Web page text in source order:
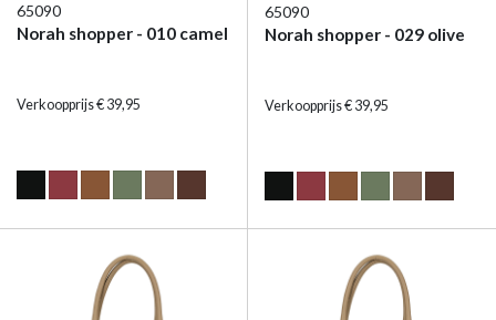
65090
Norah shopper - 010 camel
Verkoopprijs € 39,95
65090
Norah shopper - 029 olive
Verkoopprijs € 39,95